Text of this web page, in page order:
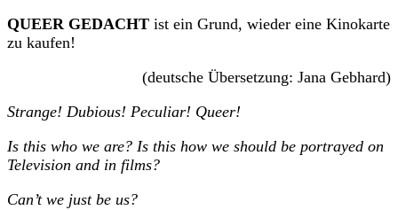
QUEER GEDACHT ist ein Grund, wieder eine Kinokarte
zu kaufen!
(deutsche Übersetzung: Jana Gebhard)
Strange! Dubious! Peculiar! Queer!
Is this who we are? Is this how we should be portrayed on
Television and in films?
Can’t we just be us?